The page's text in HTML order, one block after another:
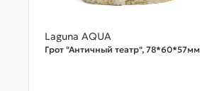
Laguna AQUA
Грот "Античный театр", 78*60*57мм